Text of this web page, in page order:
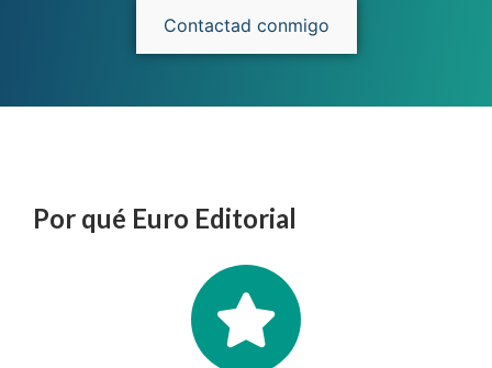
Contactad conmigo
Por qué Euro Editorial